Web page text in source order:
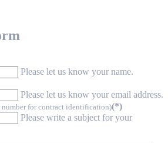
Please let us know your name.
Please let us know your email address.
number for contract identification)(*)
Please write a subject for your